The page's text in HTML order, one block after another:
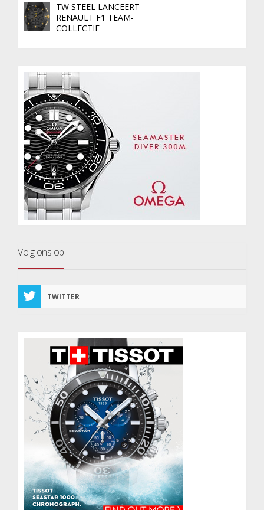
TW STEEL LANCEERT
RENAULT F1 TEAM-
COLLECTIE
Volg ons op
TWITTER